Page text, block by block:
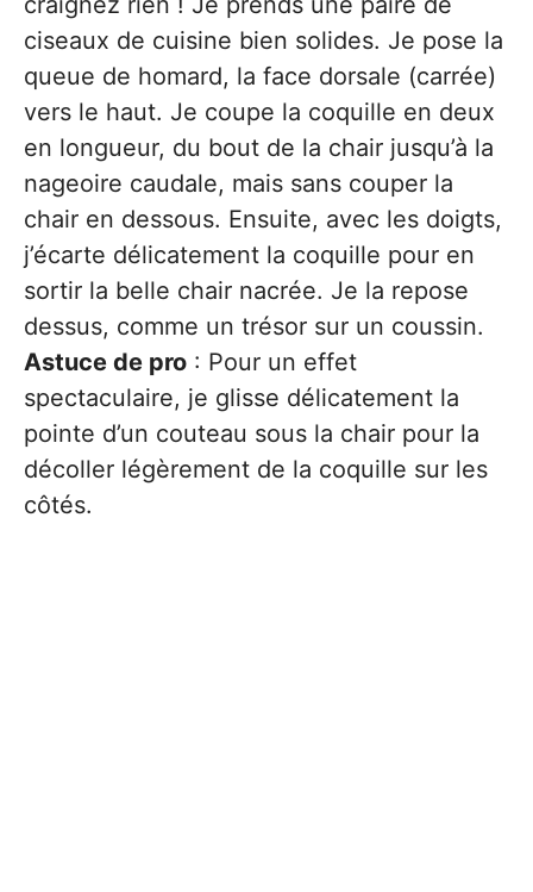
ciseaux de cuisine bien solides. Je pose la
queue de homard, la face dorsale (carrée)
vers le haut. Je coupe la coquille en deux
en longueur, du bout de la chair jusqu’à la
nageoire caudale, mais sans couper la
chair en dessous. Ensuite, avec les doigts,
j’écarte délicatement la coquille pour en
sortir la belle chair nacrée. Je la repose
dessus, comme un trésor sur un coussin.
Astuce de pro : Pour un effet
spectaculaire, je glisse délicatement la
pointe d’un couteau sous la chair pour la
décoller légèrement de la coquille sur les
côtés.